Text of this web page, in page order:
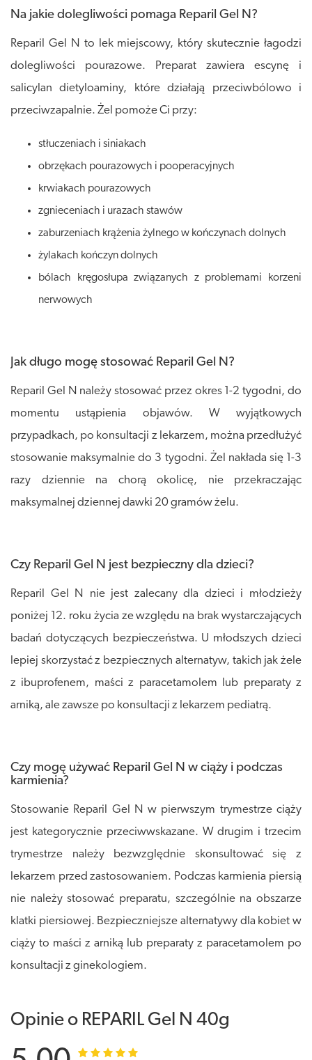
Na jakie dolegliwości pomaga Reparil Gel N?
Reparil Gel N to lek miejscowy, który skutecznie łagodzi
dolegliwości pourazowe. Preparat zawiera escynę i
salicylan dietyloaminy, które działają przeciwbólowo i
przeciwzapalnie. Żel pomoże Ci przy:
stłuczeniach i siniakach
obrzękach pourazowych i pooperacyjnych
krwiakach pourazowych
zgnieceniach i urazach stawów
zaburzeniach krążenia żylnego w kończynach dolnych
żylakach kończyn dolnych
bólach kręgosłupa związanych z problemami korzeni
nerwowych
Jak długo mogę stosować Reparil Gel N?
Reparil Gel N należy stosować przez okres 1-2 tygodni, do
momentu ustąpienia objawów. W wyjątkowych
przypadkach, po konsultacji z lekarzem, można przedłużyć
stosowanie maksymalnie do 3 tygodni. Żel nakłada się 1-3
razy dziennie na chorą okolicę, nie przekraczając
maksymalnej dziennej dawki 20 gramów żelu.
Czy Reparil Gel N jest bezpieczny dla dzieci?
Reparil Gel N nie jest zalecany dla dzieci i młodzieży
poniżej 12. roku życia ze względu na brak wystarczających
badań dotyczących bezpieczeństwa. U młodszych dzieci
lepiej skorzystać z bezpiecznych alternatyw, takich jak żele
z ibuprofenem, maści z paracetamolem lub preparaty z
arniką, ale zawsze po konsultacji z lekarzem pediatrą.
Czy mogę używać Reparil Gel N w ciąży i podczas
karmienia?
Stosowanie Reparil Gel N w pierwszym trymestrze ciąży
jest kategorycznie przeciwwskazane. W drugim i trzecim
trymestrze należy bezwzględnie skonsultować się z
lekarzem przed zastosowaniem. Podczas karmienia piersią
nie należy stosować preparatu, szczególnie na obszarze
klatki piersiowej. Bezpieczniejsze alternatywy dla kobiet w
ciąży to maści z arniką lub preparaty z paracetamolem po
konsultacji z ginekologiem.
Opinie o REPARIL Gel N 40g